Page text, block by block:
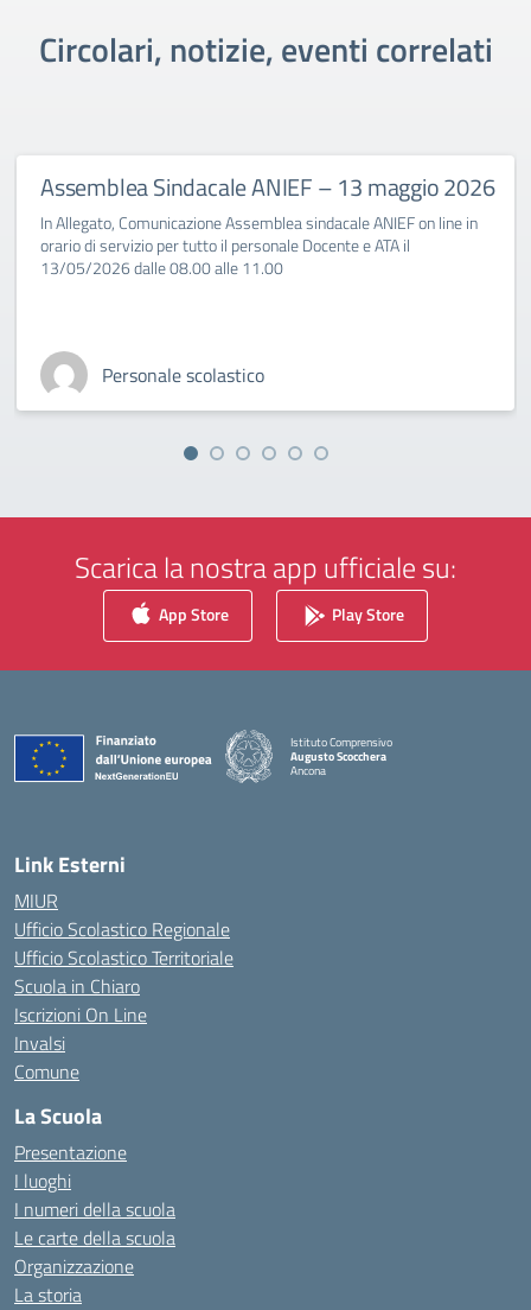
Circolari, notizie, eventi correlati
Assemblea Sindacale ANIEF – 13 maggio 2026
In Allegato, Comunicazione Assemblea sindacale ANIEF on line in
orario di servizio per tutto il personale Docente e ATA il
13/05/2026 dalle 08.00 alle 11.00
Personale scolastico
Scarica la nostra app ufficiale su:
App Store Play Store
Istituto Comprensivo
Augusto Scocchera
Ancona
Link Esterni
MIUR
Ufficio Scolastico Regionale
Ufficio Scolastico Territoriale
Scuola in Chiaro
Iscrizioni On Line
Invalsi
Comune
La Scuola
Presentazione
I luoghi
I numeri della scuola
Le carte della scuola
Organizzazione
La storia